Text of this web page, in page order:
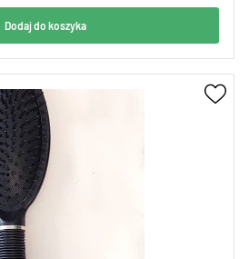
Dodaj do koszyka